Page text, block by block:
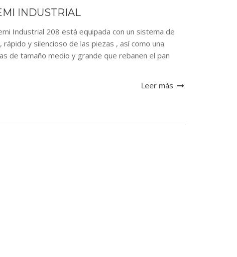
INDUSTRIAL
Industrial 208 está equipada con un sistema de
y silencioso de las piezas , así como una
de tamaño medio y grande que rebanen el pan
Leer más